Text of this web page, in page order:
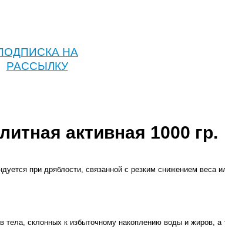
НА
РАССЫЛКУ
активная 1000 гр.
при дряблости, связанной с резким снижением веса
тела, склонных к избыточному накоплению воды и жиров,